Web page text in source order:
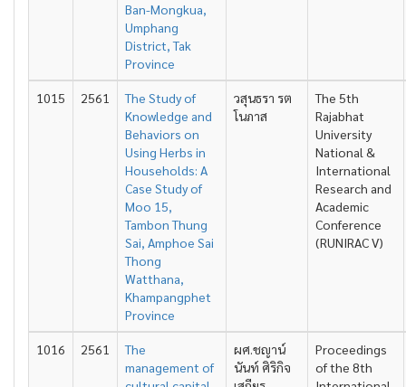
Ban-Mongkua,
Umphang
District, Tak
Province
1015 2561
The Study of
Knowledge and
Behaviors on
Using Herbs in
Households: A
Case Study of
Moo 15,
Tambon Thung
Sai, Amphoe Sai
Thong
Watthana,
Khampangphet
Province
วสุนธรา รต
โนภาส
The 5th
Rajabhat
University
National &
International
Research and
Academic
Conference
(RUNIRAC V)
1016 2561
The
management of
ผศ.ชญาน์
นันท์ ศิริกิจ
Proceedings
of the 8th